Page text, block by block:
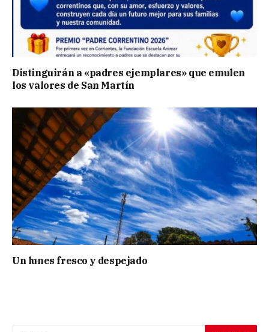
Distinguirán a «padres ejemplares» que emulen
los valores de San Martín
Un lunes fresco y despejado